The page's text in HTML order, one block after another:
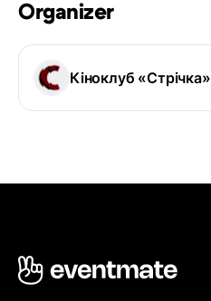
Organizer
Кіноклуб «Стрічка»